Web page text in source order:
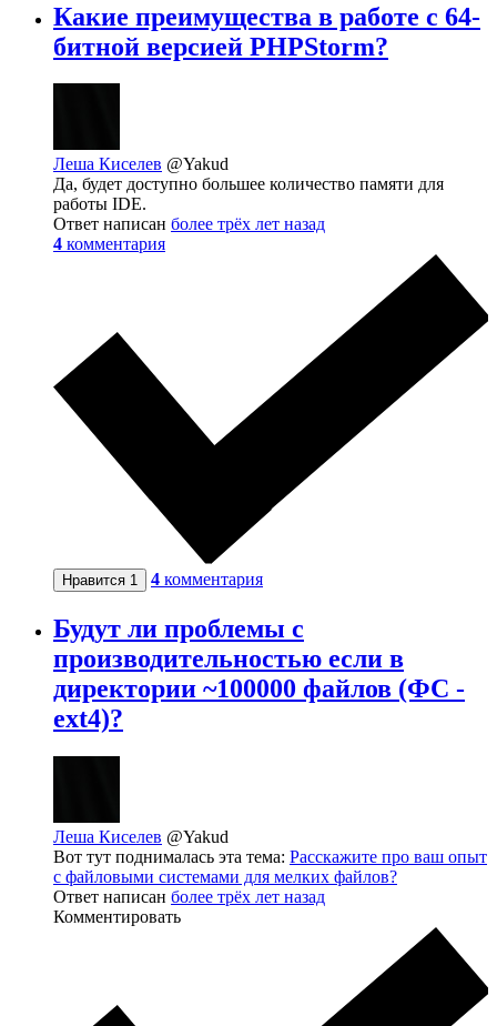
Какие преимущества в работе с 64-
битной версией PHPStorm?
Леша Киселев @Yakud
Да, будет доступно большее количество памяти для
работы IDE.
Ответ написан более трёх лет назад
4 комментария
Нравится 1 4 комментария
Будут ли проблемы с
производительностью если в
директории ~100000 файлов (ФС -
ext4)?
Леша Киселев @Yakud
Вот тут поднималась эта тема: Расскажите про ваш опыт
с файловыми системами для мелких файлов?
Ответ написан более трёх лет назад
Комментировать